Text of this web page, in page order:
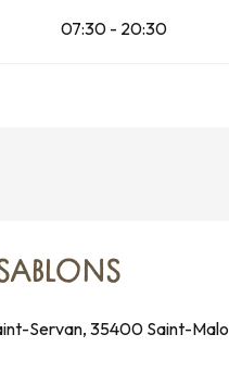
07:30 - 20:30
Servan, 35400 Saint-Malo